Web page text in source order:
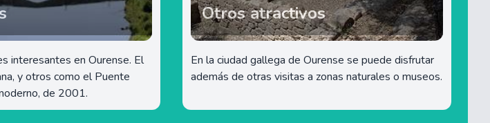
interesantes en Ourense. El
y otros como el Puente
de 2001.
Otros atractivos
En la ciudad gallega de Ourense se puede disfrutar
además de otras visitas a zonas naturales o museos.